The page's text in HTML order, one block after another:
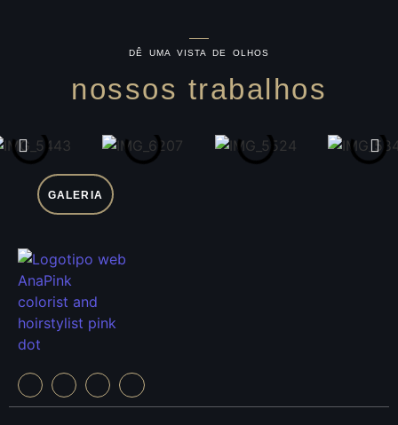
DÊ UMA VISTA DE OLHOS
nossos trabalhos
GALERIA